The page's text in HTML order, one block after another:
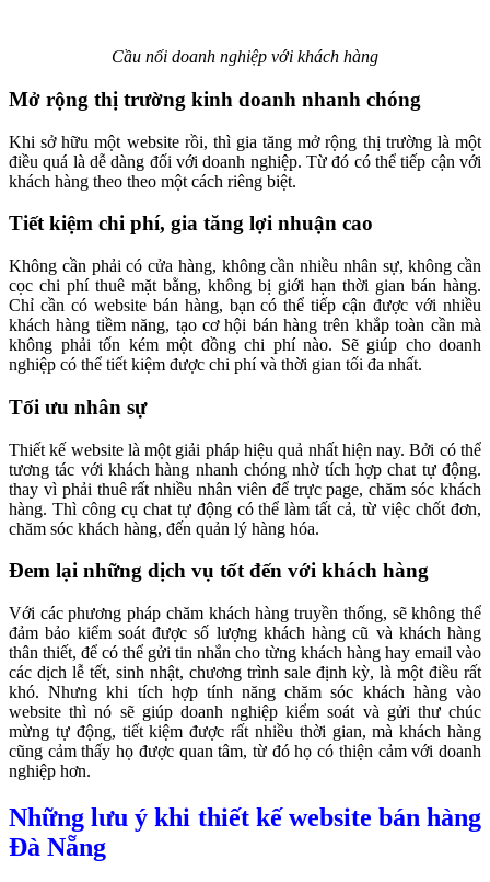
Cầu nối doanh nghiệp với khách hàng
Mở rộng thị trường kinh doanh nhanh chóng
Khi sở hữu một website rồi, thì gia tăng mở rộng thị trường là một
điều quá là dễ dàng đối với doanh nghiệp. Từ đó có thể tiếp cận với
khách hàng theo theo một cách riêng biệt.
Tiết kiệm chi phí, gia tăng lợi nhuận cao
Không cần phải có cửa hàng, không cần nhiều nhân sự, không cần
cọc chi phí thuê mặt bằng, không bị giới hạn thời gian bán hàng.
Chỉ cần có website bán hàng, bạn có thể tiếp cận được với nhiều
khách hàng tiềm năng, tạo cơ hội bán hàng trên khắp toàn cần mà
không phải tốn kém một đồng chi phí nào. Sẽ giúp cho doanh
nghiệp có thể tiết kiệm được chi phí và thời gian tối đa nhất.
Tối ưu nhân sự
Thiết kế website là một giải pháp hiệu quả nhất hiện nay. Bởi có thể
tương tác với khách hàng nhanh chóng nhờ tích hợp chat tự động.
thay vì phải thuê rất nhiều nhân viên để trực page, chăm sóc khách
hàng. Thì công cụ chat tự động có thể làm tất cả, từ việc chốt đơn,
chăm sóc khách hàng, đến quản lý hàng hóa.
Đem lại những dịch vụ tốt đến với khách hàng
Với các phương pháp chăm khách hàng truyền thống, sẽ không thể
đảm bảo kiểm soát được số lượng khách hàng cũ và khách hàng
thân thiết, để có thể gửi tin nhắn cho từng khách hàng hay email vào
các dịch lễ tết, sinh nhật, chương trình sale định kỳ, là một điều rất
khó. Nhưng khi tích hợp tính năng chăm sóc khách hàng vào
website thì nó sẽ giúp doanh nghiệp kiểm soát và gửi thư chúc
mừng tự động, tiết kiệm được rất nhiều thời gian, mà khách hàng
cũng cảm thấy họ được quan tâm, từ đó họ có thiện cảm với doanh
nghiệp hơn.
Những lưu ý khi thiết kế website bán hàng
Đà Nẵng